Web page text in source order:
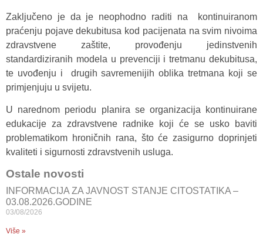
Zaključeno je da je neophodno raditi na kontinuiranom
praćenju pojave dekubitusa kod pacijenata na svim nivoima
zdravstvene zaštite, provođenju jedinstvenih
standardiziranih modela u prevenciji i tretmanu dekubitusa,
te uvođenju i drugih savremenijih oblika tretmana koji se
primjenjuju u svijetu.
U narednom periodu planira se organizacija kontinuirane
edukacije za zdravstvene radnike koji će se usko baviti
problematikom hroničnih rana, što će zasigurno doprinjeti
kvaliteti i sigurnosti zdravstvenih usluga.
Ostale novosti
INFORMACIJA ZA JAVNOST STANJE CITOSTATIKA –
03.08.2026.GODINE
03/08/2026
Više »